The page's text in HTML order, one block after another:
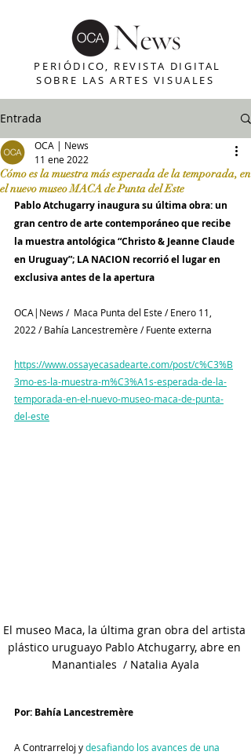
PERIÓDICO, REVISTA DIGITAL
SOBRE LAS ARTES VISUALES
Entrada
Cómo es la muestra más esperada de la temporada, en
el nuevo museo MACA de Punta del Este
OCA | News
11 ene 2022
Pablo Atchugarry inaugura su última obra: un
gran centro de arte contemporáneo que recibe
la muestra antológica “Christo & Jeanne Claude
en Uruguay”; LA NACION recorrió el lugar en
exclusiva antes de la apertura
OCA|News /  Maca Punta del Este / Enero 11,
2022 / Bahía Lancestremère / Fuente externa
https://www.ossayecasadearte.com/post/c%C3%B
3mo-es-la-muestra-m%C3%A1s-esperada-de-la-
temporada-en-el-nuevo-museo-maca-de-punta-
del-este
El museo Maca, la última gran obra del artista
plástico uruguayo Pablo Atchugarry, abre en
Manantiales  / Natalia Ayala
Por: Bahía Lancestremère
A Contrarreloj y desafiando los avances de una